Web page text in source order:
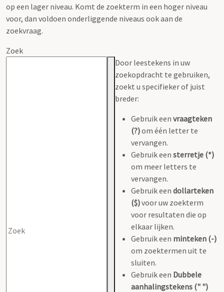
op een lager niveau. Komt de zoekterm in een hoger niveau
voor, dan voldoen onderliggende niveaus ook aan de
zoekvraag.
Zoek
Door leestekens in uw
zoekopdracht te gebruiken,
zoekt u specifieker of juist
breder:
Gebruik een vraagteken
(?)om één letter te
vervangen.
Gebruik een sterretje (*)
om meer letters te
vervangen.
Gebruik een dollarteken
($)voor uw zoekterm
voor resultaten die op
elkaar lijken.
Gebruik een minteken (-)
om zoektermen uit te
sluiten.
Gebruik een Dubbele
aanhalingstekens (" ")